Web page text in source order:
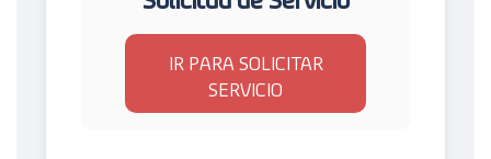
IR PARA SOLICITAR
SERVICIO